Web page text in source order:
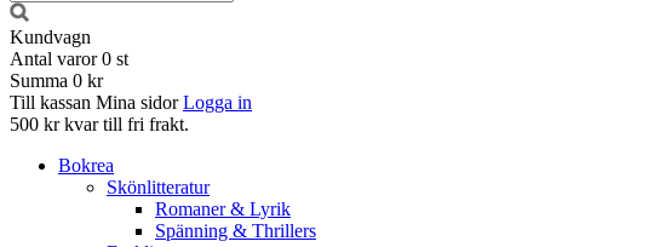
Kundvagn
Antal varor 0 st
Summa 0 kr
Till kassan Mina sidor Logga in
500 kr kvar till fri frakt.
Bokrea
Skönlitteratur
Romaner & Lyrik
Spänning & Thrillers